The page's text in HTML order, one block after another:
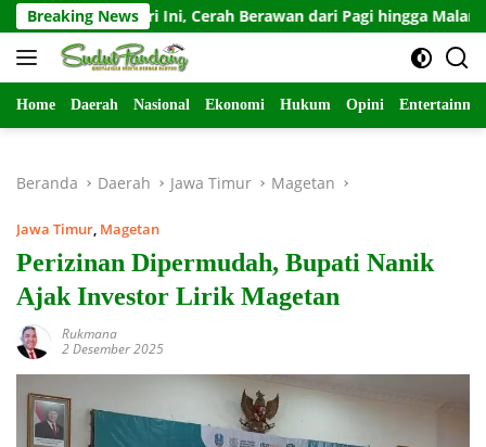
Langsung
ke
konten
Breaking News
Hari Ini, Cerah Berawan dari Pagi hingga Malam
Home Daerah Nasional Ekonomi Hukum Opini
Beranda Daerah Jawa Timur Magetan
Jawa Timur, Magetan
Perizinan Dipermudah, Bupati Nanik
Ajak Investor Lirik Magetan
Rukmana
2 Desember 2025